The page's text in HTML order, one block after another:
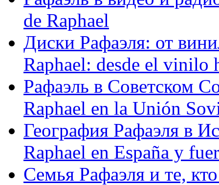
de Raphael
Диски Рафаэля: от
Raphael: desde el vinilo
Рафаэль в Советском
Raphael en la Unión
География Рафаэля в
Raphael en España y
Семья Рафаэля и те,